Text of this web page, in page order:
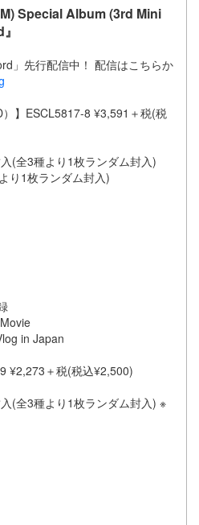
Special Album (3rd Mini
」先行配信中！ 配信はこちらか
）】ESCL5817-8 ¥3,591＋税(税
(全3種より1枚ランダム封入)
り1枚ランダム封入)
in Japan
¥2,273＋税(税込¥2,500)
(全3種より1枚ランダム封入) ※